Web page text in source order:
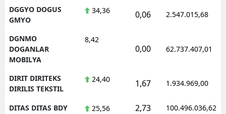
DGGYO DOGUS
GMYO
34,36 0,06 2.547.015,68
DGNMO
DOGANLAR
MOBILYA
8,42
0,00 62.737.407,01
DIRIT DIRITEKS
DIRILIS TEKSTIL
24,40 1,67 1.934.969,00
DITAS DITAS BDY 25,56 2,73 100.496.036,62